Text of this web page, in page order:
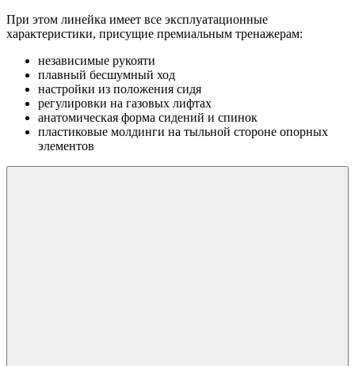
При этом линейка имеет все эксплуатационные
характеристики, присущие премиальным тренажерам:
независимые рукояти
плавный бесшумный ход
настройки из положения сидя
регулировки на газовых лифтах
анатомическая форма сидений и спинок
пластиковые молдинги на тыльной стороне опорных
элементов